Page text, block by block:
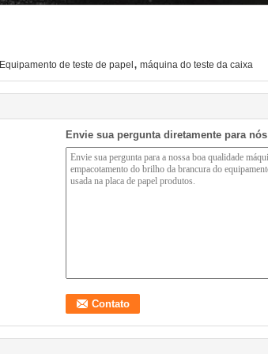
Equipamento de teste de papel , máquina do teste da caixa
Envie sua pergunta diretamente para nós